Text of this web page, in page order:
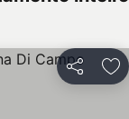
Partilhar